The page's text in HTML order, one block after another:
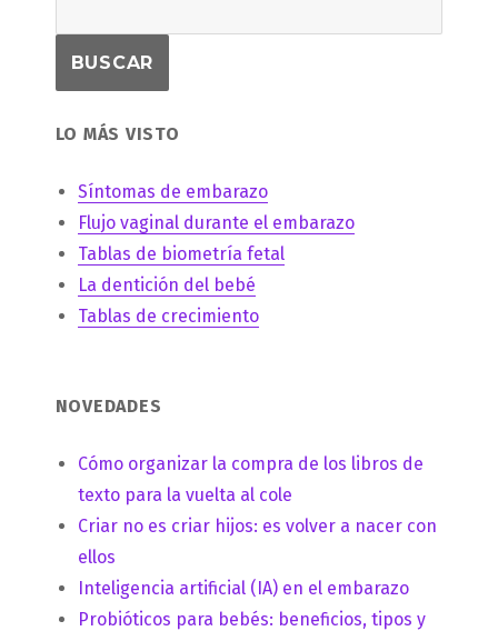
LO MÁS VISTO
Síntomas de embarazo
Flujo vaginal durante el embarazo
Tablas de biometría fetal
La dentición del bebé
Tablas de crecimiento
NOVEDADES
Cómo organizar la compra de los libros de
texto para la vuelta al cole
Criar no es criar hijos: es volver a nacer con
ellos
Inteligencia artificial (IA) en el embarazo
Probióticos para bebés: beneficios, tipos y